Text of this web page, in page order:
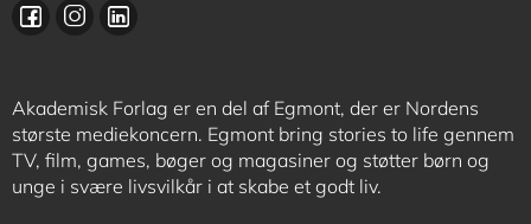
Akademisk Forlag er en del af Egmont, der er Nordens
største mediekoncern. Egmont bring stories to life gennem
TV, film, games, bøger og magasiner og støtter børn og
unge i svære livsvilkår i at skabe et godt liv.